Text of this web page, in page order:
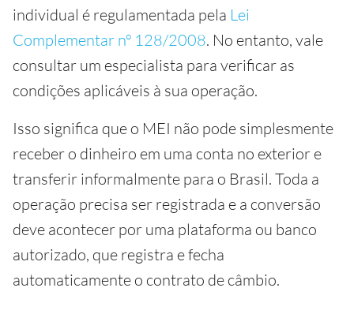
individual é regulamentada pela Lei
Complementar nº 128/2008. No entanto, vale
consultar um especialista para verificar as
condições aplicáveis à sua operação.
Isso significa que o MEI não pode simplesmente
receber o dinheiro em uma conta no exterior e
transferir informalmente para o Brasil. Toda a
operação precisa ser registrada e a conversão
deve acontecer por uma plataforma ou banco
autorizado, que registra e fecha
automaticamente o contrato de câmbio.